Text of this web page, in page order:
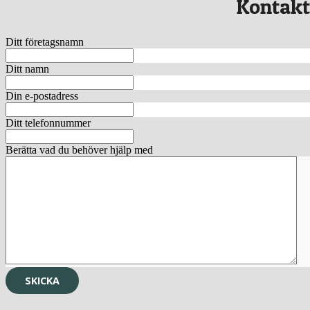
Ditt företagsnamn
Ditt namn
Din e-postadress
Ditt telefonnummer
Berätta vad du behöver hjälp med